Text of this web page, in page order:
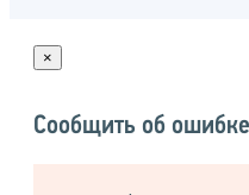
×
Сообщить об ошибке